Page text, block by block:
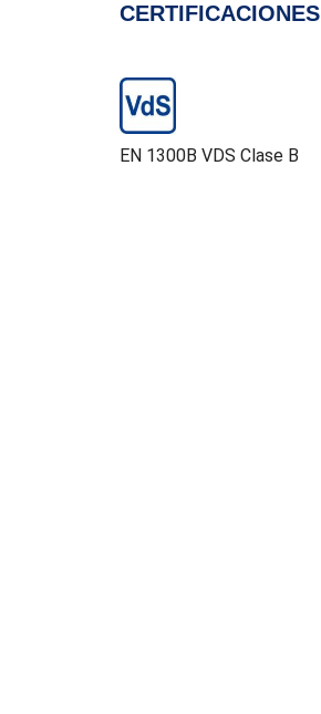
CERTIFICACIONES
EN 1300B VDS Clase B